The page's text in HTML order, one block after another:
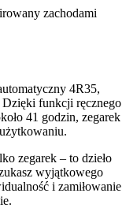
zachodami
4R35,
funkcji ręcznego
41 godzin, zegarek
zegarek – to dzieło
wyjątkowego
i zamiłowanie